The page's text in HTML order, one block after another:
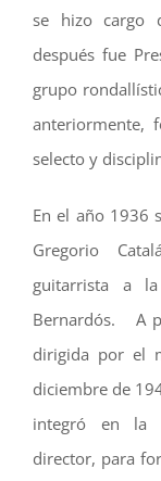
se hizo cargo
después fue
grupo
anteriormente,
selecto y
En el año 1936
Gregorio
guitarrista a
Bernardós. A
dirigida por el
diciembre de
integró en la
director, para